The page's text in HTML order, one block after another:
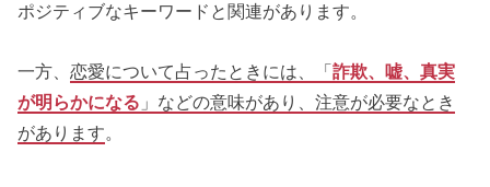
ポジティブなキーワードと関連があります。
一方、恋愛について占ったときには、「詐欺、嘘、真実
が明らかになる 」などの意味があり、注意が必要なとき
があります